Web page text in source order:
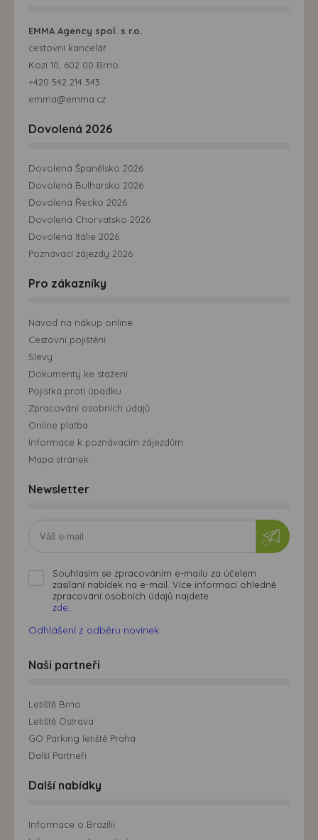
EMMA Agency spol. s r.o.
cestovní kancelář
Kozí 10, 602 00 Brno
+420 542 214 343
emma@emma.cz
Dovolená 2026
Dovolená Španělsko 2026
Dovolená Bulharsko 2026
Dovolená Řecko 2026
Dovolená Chorvatsko 2026
Dovolená Itálie 2026
Poznávací zájezdy 2026
Pro zákazníky
Návod na nákup online
Cestovní pojištění
Slevy
Dokumenty ke stažení
Pojistka proti úpadku
Zpracování osobních údajů
Online platba
Informace k poznávacím zájezdům
Mapa stránek
Newsletter
Souhlasím se zpracováním e-mailu za účelem
zasílání nabídek na e-mail. Více informací ohledně
zpracování osobních údajů najdete
zde.
Odhlášení z odběru novinek
Naši partneři
Letiště Brno
Letiště Ostrava
GO Parking letiště Praha
Další Partneři
Další nabídky
Informace o Brazílii